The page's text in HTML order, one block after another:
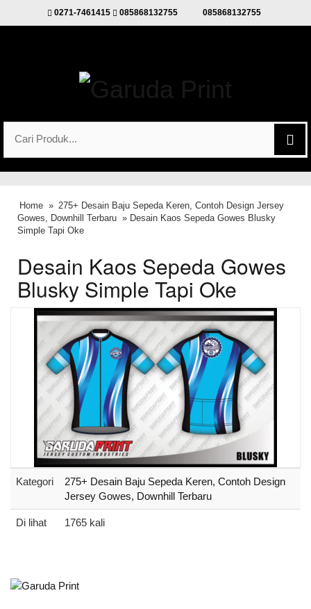
0271-7461415 085868132755 085868132755
Home » 275+ Desain Baju Sepeda Keren, Contoh Design Jersey
Gowes, Downhill Terbaru » Desain Kaos Sepeda Gowes Blusky
Simple Tapi Oke
Desain Kaos Sepeda Gowes
Blusky Simple Tapi Oke
Kategori
275+ Desain Baju Sepeda Keren, Contoh Design
Jersey Gowes, Downhill Terbaru
Di lihat 1765 kali